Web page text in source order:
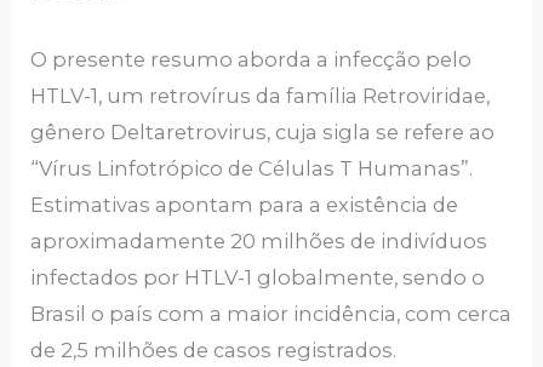
O presente resumo aborda a infecção pelo
HTLV-1, um retrovírus da família Retroviridae,
gênero Deltaretrovirus, cuja sigla se refere ao
“Vírus Linfotrópico de Células T Humanas”.
Estimativas apontam para a existência de
aproximadamente 20 milhões de indivíduos
infectados por HTLV-1 globalmente, sendo o
Brasil o país com a maior incidência, com cerca
de 2,5 milhões de casos registrados.